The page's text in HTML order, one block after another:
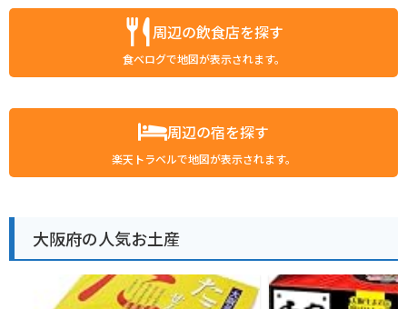
周辺の飲食店を探す
食べログで地図が表示されます。
周辺の宿を探す
楽天トラベルで地図が表示されます。
大阪府の人気お土産